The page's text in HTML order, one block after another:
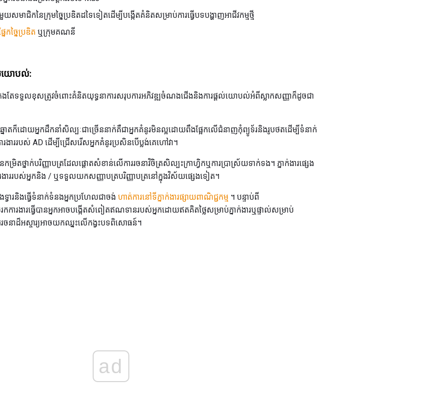
យសមាជិកនៃក្រុមច្នៃប្រឌិតដទៃទៀតដើម្បីបង្កើតគំនិតសម្រាប់ការធ្វើបទបង្ហាញអាជីវកម្មថ្មី
ែកច្នៃប្រឌិត ឬក្រុមគណនី
យោបល់:
តែទទួលខុសត្រូវចំពោះគំនិតយុទ្ធនាការសរុបការអភិវឌ្ឍចំណងជើងនិងការផ្តល់យោបល់អំពីស្លាកសញ្ញាក៏ដូចជា
នោតក៏ដោយអ្នកដឹកនាំសិល្បៈជាច្រើននាក់គឺជាអ្នកគំនូរមិនល្អដោយពឹងផ្អែកលើជំនាញកុំព្យូទ័រនិងរូបថតដើម្បីទំនាក់
រងាររបស់ AD ដើម្បីជ្រើសរើសអ្នកគំនូរប្រសិនបើប្លង់គេហៅវា។
កម្រិតថ្នាក់បរិញ្ញាបត្រដែលផ្តោតសំខាន់លើការរចនាវិចិត្រសិល្បះក្រាហ្វិកឬការប្រាស្រ័យទាក់ទង។ ភ្នាក់ងារផ្សេង
ររបស់អ្នកនិង / ឬទទួលយកសញ្ញាបត្របរិញ្ញាបត្រនៅក្នុងវិស័យផ្សេងទៀត។
វារនិងធ្វើទំនាក់ទំនងអ្នកប្រហែលជាចង់ ហាត់ការនៅទីភ្នាក់ងារផ្សាយពាណិជ្ជកម្ម ។ បន្ទាប់ពី
ការងារធ្វើបានអ្នកអាចបង្កើតសំពៀតឥណទានរបស់អ្នកដោយឥតគិតថ្លៃសម្រាប់ភ្នាក់ងារឬផ្ទាល់សម្រាប់
នាដ៏អស្ចារ្យអាចយកឈ្នះលើកង្វះបទពិសោធន៍។
ad